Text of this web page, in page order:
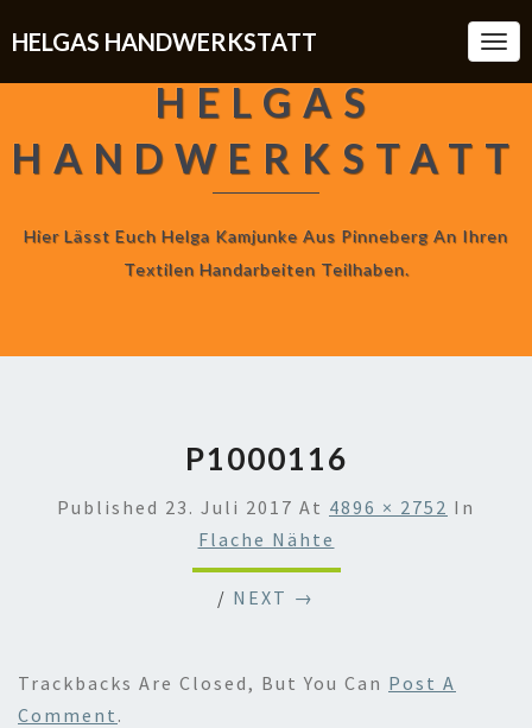
HELGAS HANDWERKSTATT
HELGAS
HANDWERKSTATT
Hier Lässt Euch Helga Kamjunke Aus Pinneberg An Ihren
Textilen Handarbeiten Teilhaben.
P1000116
Published 23. Juli 2017 At 4896 × 2752 In
Flache Nähte
/ NEXT →
Trackbacks Are Closed, But You Can Post A
Comment .